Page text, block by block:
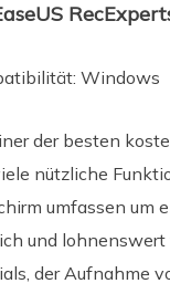
Windows
der besten
nützliche
umfassen um
und lohnenswert
der Aufnahme